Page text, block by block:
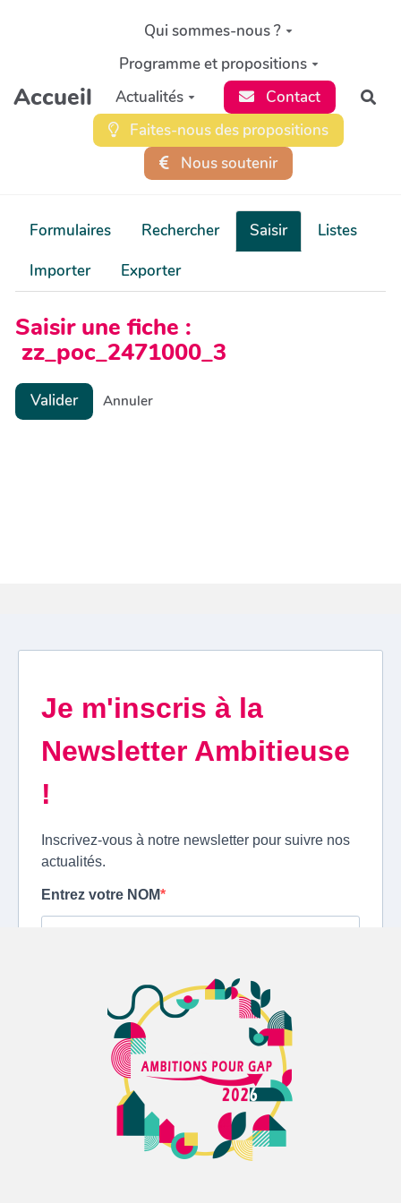
Aller au contenu principal
Accueil
Qui sommes-nous ?
Programme et propositions
Actualités
Contact
Faites-nous des propositions
Nous soutenir
Formulaires Rechercher Saisir
Listes
Importer
Exporter
Saisir une fiche :
zz_poc_2471000_3
Valider Annuler